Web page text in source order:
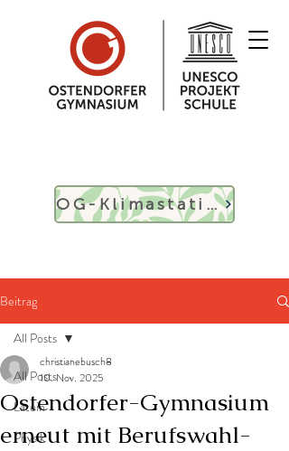
OG-Klimastation
Beitrag
All Posts
Latein
Physik
All Posts
Ostendorfer-Gymnasium
erneut mit Berufswahl-
christianebusch8
10. Nov. 2025